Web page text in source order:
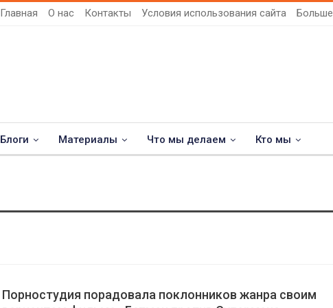
Главная О нас Контакты Условия использования сайта Больше
Блоги Материалы Что мы делаем Кто мы
Порностудия порадовала поклонников жанра своим